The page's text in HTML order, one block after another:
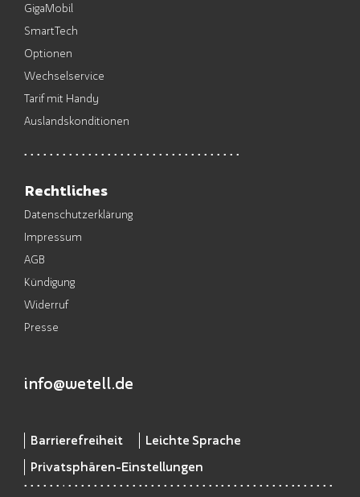
GigaMobil
SmartTech
Optionen
Wechselservice
Tarif mit Handy
Auslandskonditionen
Rechtliches
Datenschutzerklärung
Impressum
AGB
Kündigung
Widerruf
Presse
info@wetell.de
Barrierefreiheit
Leichte Sprache
Privatsphären-Einstellungen